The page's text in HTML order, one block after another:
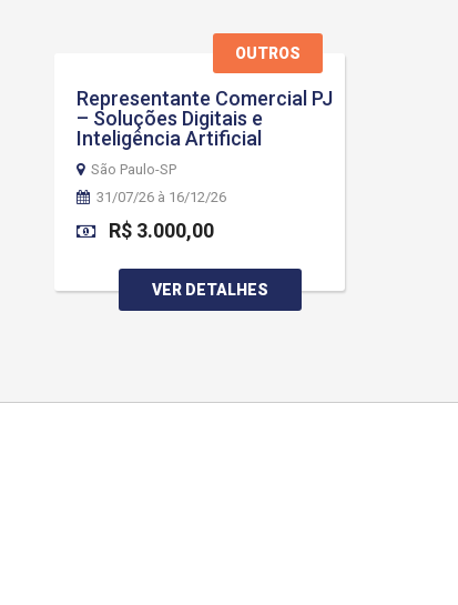
OUTROS
Representante Comercial PJ
– Soluções Digitais e
Inteligência Artificial
São Paulo-SP
31/07/26 à 16/12/26
R$ 3.000,00
VER DETALHES